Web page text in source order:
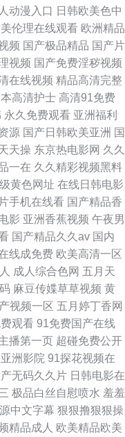
动漫入口 日韩欧美色中
伦理在线观看 欧洲精品
频 国产极品精品 国产片
视频 国产免费淫秽视频
在线视频 精品高清完整
本高清护士 高清91免费
永久免费观看 亚洲福利
源 国产日韩欧美亚洲 国
天操 东京热电影网 久久
一在 久久精彩视频黑料
黄色网址 在线日韩电影
手机在线看 国产精品香
影 亚洲香蕉视频 午夜男
国产精品久久av 国内
线成免费 欧美高清一区
成人综合色网 五月天
麻豆传媟草草视频 黄
视频一区 五月婷丁香网
观看 91免费国产在线
播第一页 超碰免费公开
洲影院 91探花视频在
无码久久片 日韩电影在
极品白丝自慰喷水 羞羞
中文字幕 狠狠撸狠狠操
精品成人 欧美精品欧美